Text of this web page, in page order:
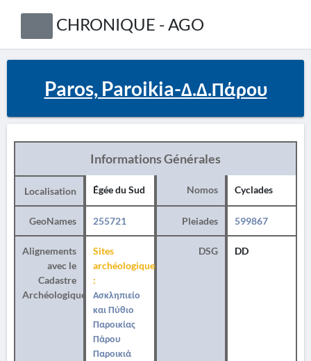
CHRONIQUE - AGO
Paros, Paroikia-Δ.Δ.Πάρου
Informations Générales
Localisation Égée du Sud Nomos Cyclades
GeoNames 255721 Pleiades 599867
Alignements
avec le
Cadastre
Archéologique
Sites
archéologiques
:
Ασκληπιείο
και Πύθιο
Παροικίας
Πάρου
Παροικιά
DSG DD